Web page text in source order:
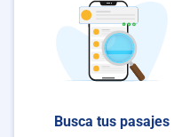
Busca tus pasajes